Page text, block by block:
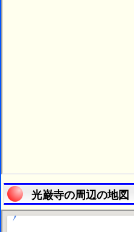
光巌寺の周辺の地図